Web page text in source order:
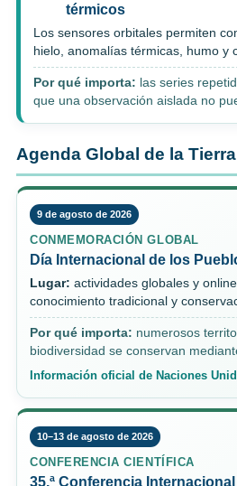
térmicos
Los sensores orbitales permiten
hielo, anomalías térmicas, humo y
Por qué importa: las series
que una observación aislada no
Agenda Global de la Tierra
9 de agosto de 2026
CONMEMORACIÓN GLOBAL
Día Internacional de los
Lugar: actividades globales y online.
conocimiento tradicional y
Por qué importa: numerosos
biodiversidad se conservan
Información oficial de Naciones
10–13 de agosto de 2026
CONFERENCIA CIENTÍFICA
35.ª Conferencia